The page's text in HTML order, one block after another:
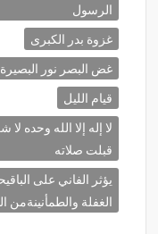
الرسول
غزوة بدر الكبرى
غض البصر نور
قيام الليل
لا إله إلا الله وحده
قبلت صلاته
يؤثر الفاني على
الغفلة